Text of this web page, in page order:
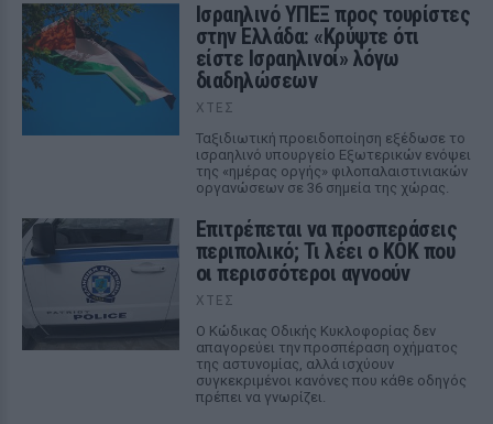
Ισραηλινό ΥΠΕΞ προς τουρίστες
στην Ελλάδα: «Κρύψτε ότι
είστε Ισραηλινοί» λόγω
διαδηλώσεων
ΧΤΕΣ
Ταξιδιωτική προειδοποίηση εξέδωσε το
ισραηλινό υπουργείο Εξωτερικών ενόψει
της «ημέρας οργής» φιλοπαλαιστινιακών
οργανώσεων σε 36 σημεία της χώρας.
Επιτρέπεται να προσπεράσεις
περιπολικό; Τι λέει ο ΚΟΚ που
οι περισσότεροι αγνοούν
ΧΤΕΣ
Ο Κώδικας Οδικής Κυκλοφορίας δεν
απαγορεύει την προσπέραση οχήματος
της αστυνομίας, αλλά ισχύουν
συγκεκριμένοι κανόνες που κάθε οδηγός
πρέπει να γνωρίζει.